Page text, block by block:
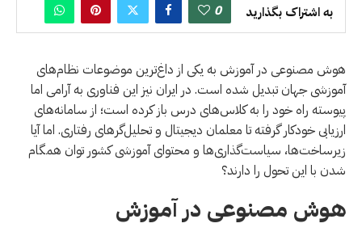
به اشتراک بگذارید 0
هوش مصنوعی در آموزش به یکی از داغ‌ترین موضوعات نظام‌های
آموزشی جهان تبدیل شده است. در ایران نیز این فناوری به آرامی اما
پیوسته راه خود را به کلاس‌های درس باز کرده است؛ از سامانه‌های
ارزیابی خودکار گرفته تا معلمان دیجیتال و تحلیل‌گرهای رفتاری. اما آیا
زیرساخت‌ها، سیاست‌گذاری‌ها و محتوای آموزشی کشور توان همگام
شدن با این تحول را دارند؟
هوش مصنوعی در آموزش